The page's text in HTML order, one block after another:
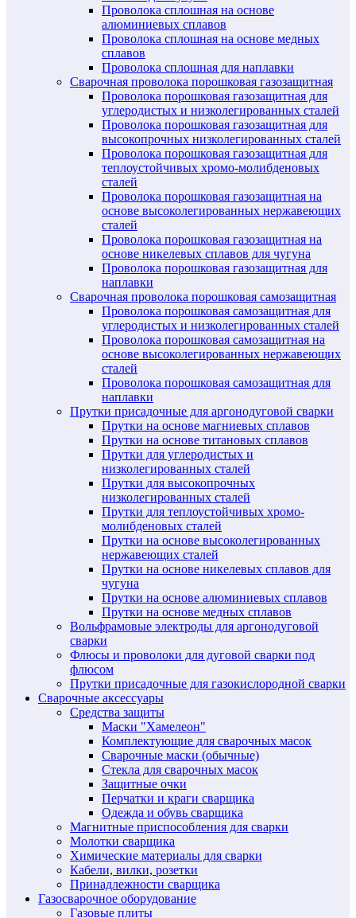
Проволока сплошная на основе
алюминиевых сплавов
Проволока сплошная на основе медных
сплавов
Проволока сплошная для наплавки
Сварочная проволока порошковая газозащитная
Проволока порошковая газозащитная для
углеродистых и низколегированных сталей
Проволока порошковая газозащитная для
высокопрочных низколегированных сталей
Проволока порошковая газозащитная для
теплоустойчивых хромо-молибденовых
сталей
Проволока порошковая газозащитная на
основе высоколегированных нержавеющих
сталей
Проволока порошковая газозащитная на
основе никелевых сплавов для чугуна
Проволока порошковая газозащитная для
наплавки
Сварочная проволока порошковая самозащитная
Проволока порошковая самозащитная для
углеродистых и низколегированных сталей
Проволока порошковая самозащитная на
основе высоколегированных нержавеющих
сталей
Проволока порошковая самозащитная для
наплавки
Прутки присадочные для аргонодуговой сварки
Прутки на основе магниевых сплавов
Прутки на основе титановых сплавов
Прутки для углеродистых и
низколегированных сталей
Прутки для высокопрочных
низколегированных сталей
Прутки для теплоустойчивых хромо-
молибденовых сталей
Прутки на основе высоколегированных
нержавеющих сталей
Прутки на основе никелевых сплавов для
чугуна
Прутки на основе алюминиевых сплавов
Прутки на основе медных сплавов
Вольфрамовые электроды для аргонодуговой
сварки
Флюсы и проволоки для дуговой сварки под
флюсом
Прутки присадочные для газокислородной сварки
Сварочные аксессуары
Средства защиты
Маски "Хамелеон"
Комплектующие для сварочных масок
Сварочные маски (обычные)
Стекла для сварочных масок
Защитные очки
Перчатки и краги сварщика
Одежда и обувь сварщика
Магнитные приспособления для сварки
Молотки сварщика
Химические материалы для сварки
Кабели, вилки, розетки
Принадлежности сварщика
Газосварочное оборудование
Газовые плиты